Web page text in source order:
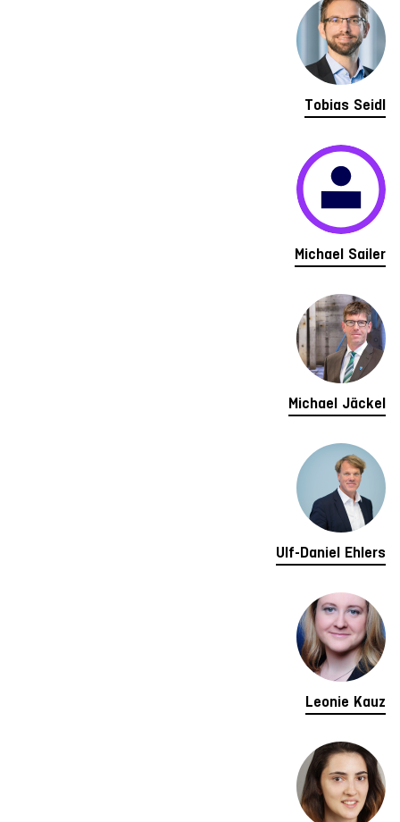
Tobias Seidl
Michael Sailer
Michael Jäckel
Ulf-Daniel Ehlers
Leonie Kauz